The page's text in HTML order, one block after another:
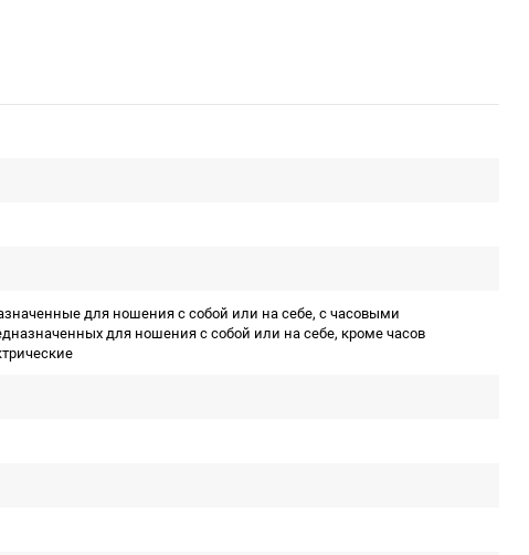
для ношения с собой или на себе, с часовыми
для ношения с собой или на себе, кроме часов